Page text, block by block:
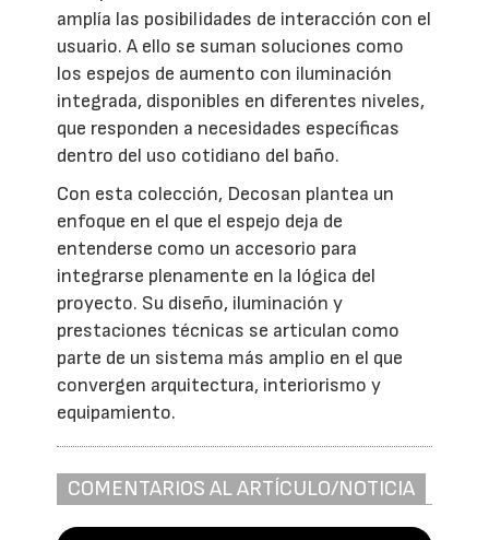
amplía las posibilidades de interacción con el
usuario. A ello se suman soluciones como
los espejos de aumento con iluminación
integrada, disponibles en diferentes niveles,
que responden a necesidades específicas
dentro del uso cotidiano del baño.
Con esta colección, Decosan plantea un
enfoque en el que el espejo deja de
entenderse como un accesorio para
integrarse plenamente en la lógica del
proyecto. Su diseño, iluminación y
prestaciones técnicas se articulan como
parte de un sistema más amplio en el que
convergen arquitectura, interiorismo y
equipamiento.
COMENTARIOS AL ARTÍCULO/NOTICIA